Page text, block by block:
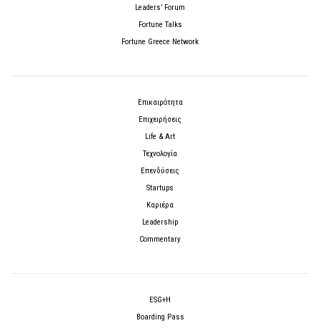
Leaders’ Forum
Fortune Talks
Fortune Greece Network
Επικαιρότητα
Επιχειρήσεις
Life & Art
Τεχνολογία
Επενδύσεις
Startups
Καριέρα
Leadership
Commentary
ESG+H
Boarding Pass